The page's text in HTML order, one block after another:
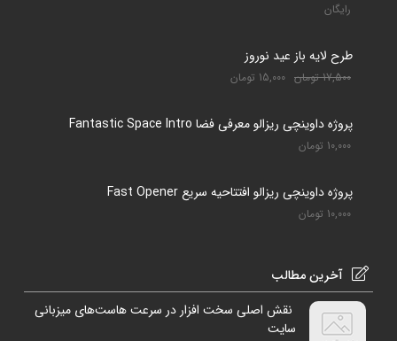
رایگان
طرح لایه باز عید نوروز
17,500 تومان 15,000 تومان
پروژه داوینچی ریزالو معرفی فضا Fantastic Space Intro
10,000 تومان
پروژه داوینچی ریزالو افتتاحیه سریع Fast Opener
10,000 تومان
آخرین مطالب
نقش اصلی سخت افزار در سرعت هاست‌های میزبانی
سایت